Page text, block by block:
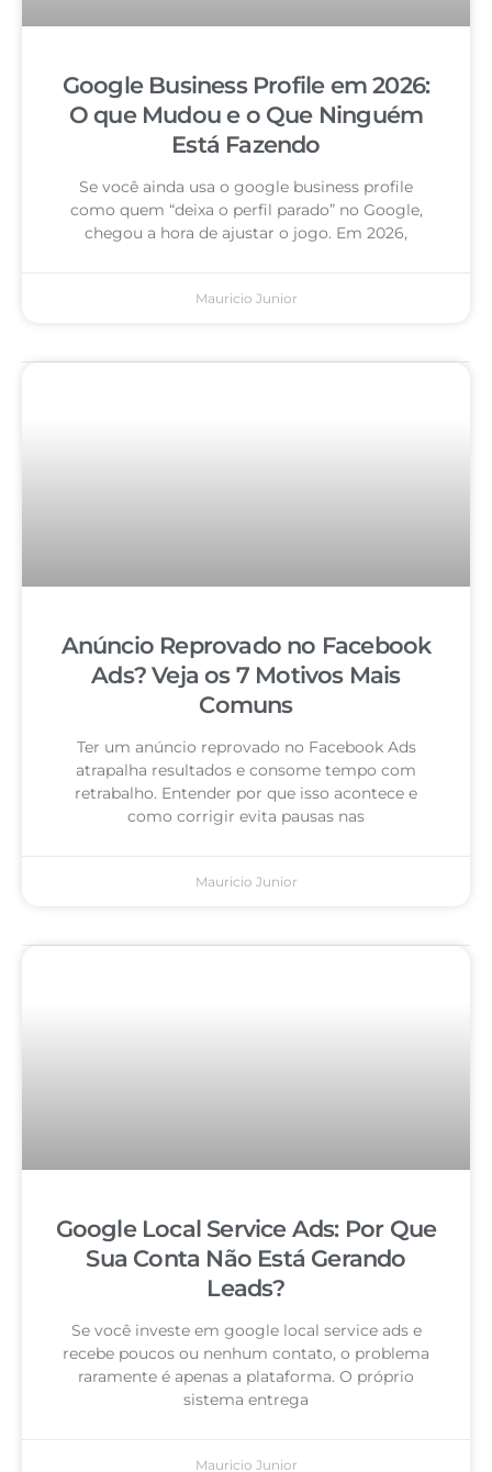
Google Business Profile em 2026:
O que Mudou e o Que Ninguém
Está Fazendo
Se você ainda usa o google business profile
como quem “deixa o perfil parado” no Google,
chegou a hora de ajustar o jogo. Em 2026,
Mauricio Junior
Anúncio Reprovado no Facebook
Ads? Veja os 7 Motivos Mais
Comuns
Ter um anúncio reprovado no Facebook Ads
atrapalha resultados e consome tempo com
retrabalho. Entender por que isso acontece e
como corrigir evita pausas nas
Mauricio Junior
Google Local Service Ads: Por Que
Sua Conta Não Está Gerando
Leads?
Se você investe em google local service ads e
recebe poucos ou nenhum contato, o problema
raramente é apenas a plataforma. O próprio
sistema entrega
Mauricio Junior